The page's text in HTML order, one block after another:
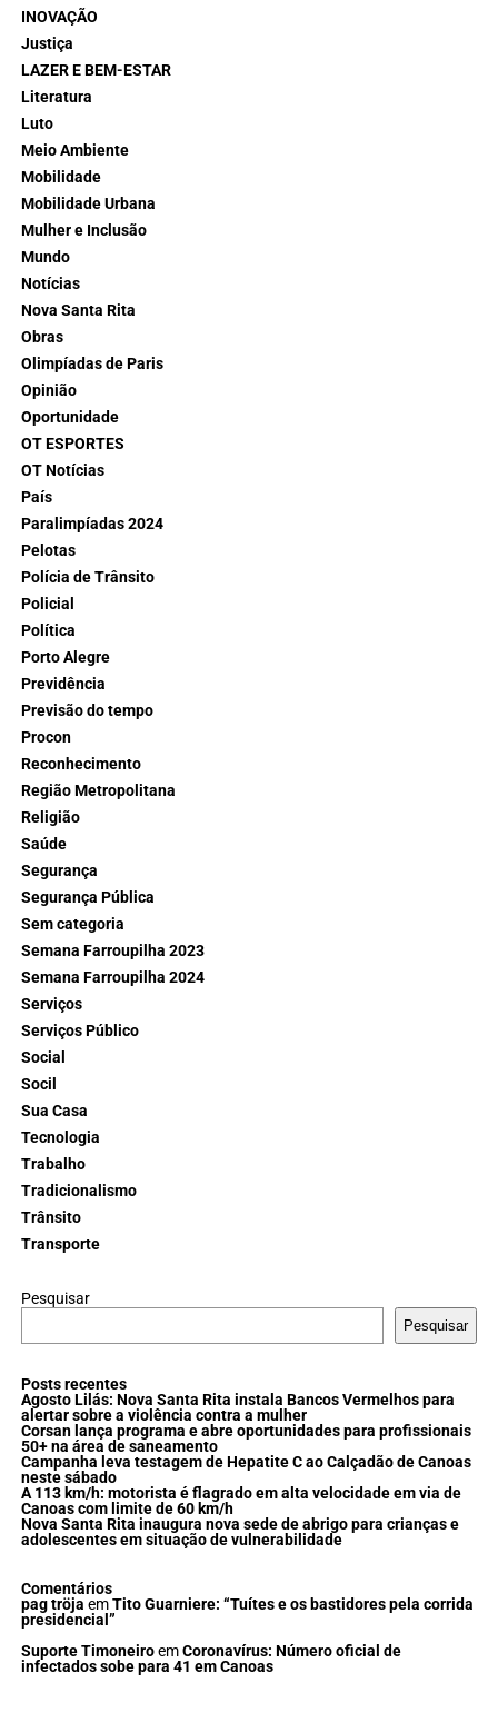
INOVAÇÃO
Justiça
LAZER E BEM-ESTAR
Literatura
Luto
Meio Ambiente
Mobilidade
Mobilidade Urbana
Mulher e Inclusão
Mundo
Notícias
Nova Santa Rita
Obras
Olimpíadas de Paris
Opinião
Oportunidade
OT ESPORTES
OT Notícias
País
Paralimpíadas 2024
Pelotas
Polícia de Trânsito
Policial
Política
Porto Alegre
Previdência
Previsão do tempo
Procon
Reconhecimento
Região Metropolitana
Religião
Saúde
Segurança
Segurança Pública
Sem categoria
Semana Farroupilha 2023
Semana Farroupilha 2024
Serviços
Serviços Público
Social
Socil
Sua Casa
Tecnologia
Trabalho
Tradicionalismo
Trânsito
Transporte
Pesquisar
Pesquisar
Posts recentes
Agosto Lilás: Nova Santa Rita instala Bancos Vermelhos para
alertar sobre a violência contra a mulher
Corsan lança programa e abre oportunidades para profissionais
50+ na área de saneamento
Campanha leva testagem de Hepatite C ao Calçadão de Canoas
neste sábado
A 113 km/h: motorista é flagrado em alta velocidade em via de
Canoas com limite de 60 km/h
Nova Santa Rita inaugura nova sede de abrigo para crianças e
adolescentes em situação de vulnerabilidade
Comentários
pag tröja emTito Guarniere: “Tuítes e os bastidores pela corrida
presidencial”
Suporte TimoneiroemCoronavírus: Número oficial de
infectados sobe para 41 em Canoas